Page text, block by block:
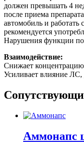
должен превышать 4
после приема
автомобиль и
рекомендуется
Нарушения функции
Взаимодействие:
Снижает
Усиливает влияние
Аммонапс